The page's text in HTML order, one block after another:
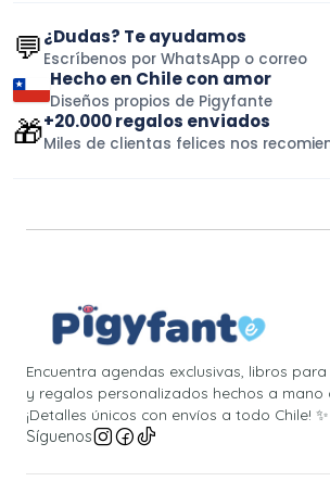
💬¿Dudas? Te ayudamos
Escríbenos por WhatsApp o correo
Hecho en Chile con amor
Diseños propios de Pigyfante
🎁+20.000 regalos enviados
Miles de clientas felices nos
Encuentra agendas exclusivas, libros
y regalos personalizados hechos a mano
¡Detalles únicos con envíos a todo Chile! ✨
Síguenos